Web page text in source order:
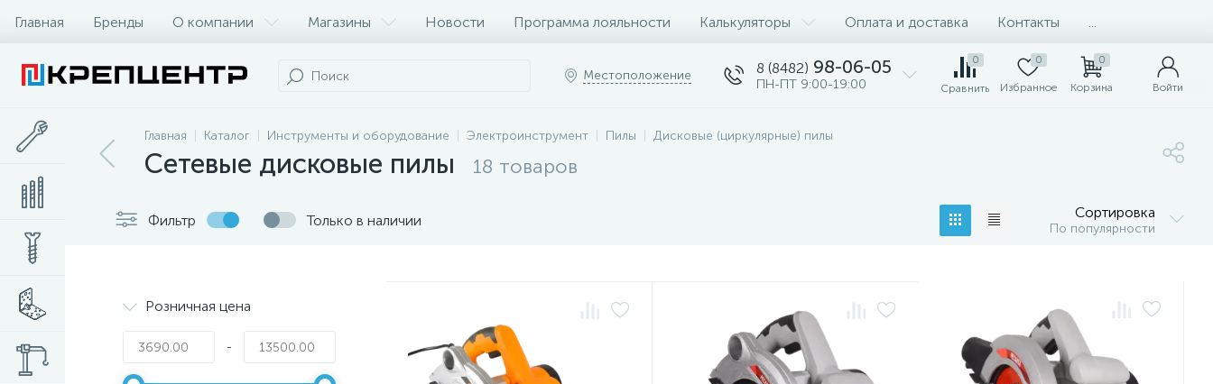
Главная Бренды О компании Магазины Новости Программа лояльности Калькуляторы Оплата и доставка Контакты
Местоположение 8 (8482) 98-06-05
ПН-ПТ 9:00-19:00
0
Сравнить
0
Избранное
0
Корзина Войти
Главная Каталог Инструменты и оборудование Электроинструмент Пилы Дисковые (циркулярные) пилы
Сетевые дисковые пилы 18 товаров
Фильтр Только в наличии Сортировка
По популярности
Розничная цена
-